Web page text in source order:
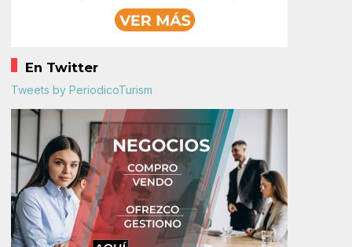
En Twitter
Tweets by PeriodicoTurism